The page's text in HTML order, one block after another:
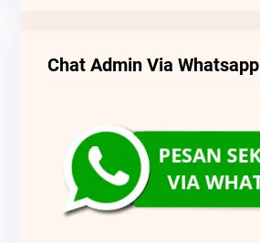
Chat Admin Via Whatsapp